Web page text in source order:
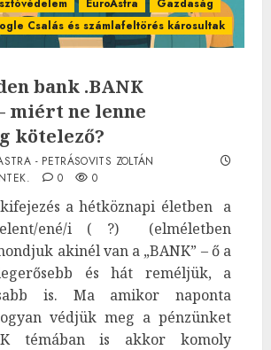
EuroAstra
Gazdaság
Csalás és számlafeltörés károsultak
bank .BANK
miért ne lenne
kötelező?
- PETRÁSOVITS ZOLTÁN
0 0
a hétköznapi életben a
ené/i ( ?) (elméletben
akinél van a „BANK” – ő a
és hát reméljük, a
is. Ma amikor naponta
védjük meg a pénzünket
témában is akkor komoly